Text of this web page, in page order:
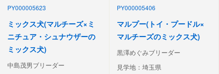
PY000005623
ミックス犬(マルチーズ×ミ
ニチュア・シュナウザーの
ミックス犬)
中島茂男ブリーダー
PY000005406
マルプー(トイ・プードル×
マルチーズのミックス犬)
黒澤めぐみブリーダー
見学地：埼玉県